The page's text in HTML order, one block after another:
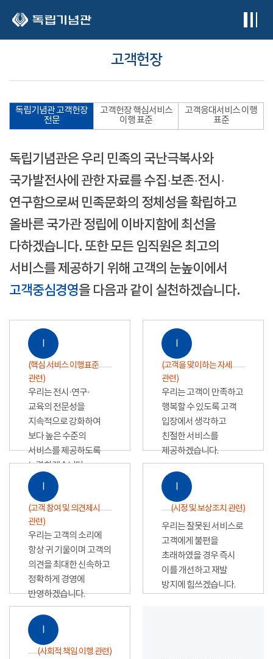
고객헌장
독립기념관 고객헌장
전문
고객헌장 핵심서비스
이행 표준
고객응대서비스 이행
표준
독립기념관은 우리 민족의 국난극복사와
국가발전사에 관한 자료를 수집·보존·전시·
연구함으로써 민족문화의 정체성을 확립하고
올바른 국가관 정립에 이바지함에 최선을
다하겠습니다. 또한 모든 임직원은 최고의
서비스를 제공하기 위해 고객의 눈높이에서
고객중심경영을 다음과 같이 실천하겠습니다.
Ⅰ
(핵심 서비스 이행표준
관련)
우리는 전시·연구·
교육의 전문성을
지속적으로 강화하여
보다 높은 수준의
서비스를 제공하도록
노력하겠습니다.
Ⅰ
(고객을 맞이하는 자세
관련)
우리는 고객이 만족하고
행복할 수 있도록 고객
입장에서 생각하고
친절한 서비스를
제공하겠습니다.
Ⅰ
(고객 참여 및 의견제시
관련)
우리는 고객의 소리에
항상 귀 기울이며 고객의
의견을 최대한 신속하고
정확하게 경영에
반영하겠습니다.
Ⅰ
(시정 및 보상조치 관련)
우리는 잘못된 서비스로
고객에게 불편을
초래하였을 경우 즉시
이를 개선하고 재발
방지에 힘쓰겠습니다.
Ⅰ
(사회적 책임 이행 관련)